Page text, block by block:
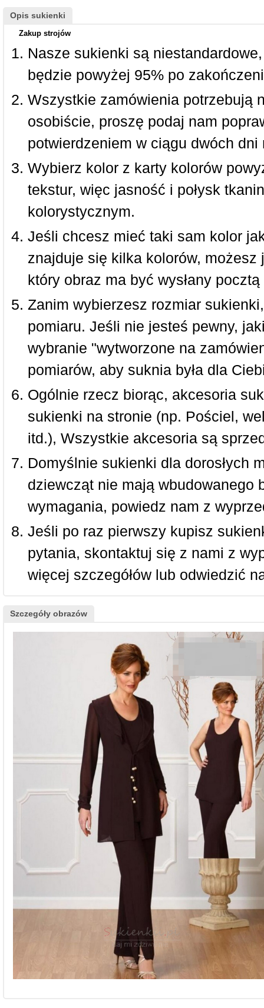
Opis sukienki
Zakup strojów
Nasze sukienki są
będzie powyżej 95% po
Wszystkie zamówienia potrzebują
osobiście, proszę podaj nam
potwierdzeniem w ciągu dwóch dni
Wybierz kolor z karty kolorów
tekstur, więc jasność i połysk
kolorystycznym.
Jeśli chcesz mieć taki sam kolor
znajduje się kilka kolorów,
który obraz ma być wysłany
Zanim wybierzesz rozmiar
pomiaru. Jeśli nie jesteś pewny,
wybranie "wytworzone na
pomiarów, aby suknia była dla
Ogólnie rzecz biorąc, akcesoria
sukienki na stronie (np. Pościel,
itd.), Wszystkie akcesoria są
Domyślnie sukienki dla dorosłych
dziewcząt nie mają
wymagania, powiedz nam z
Jeśli po raz pierwszy kupisz
pytania, skontaktuj się z nami z
więcej szczegółów lub odwiedzić
Szczegóły obrazów